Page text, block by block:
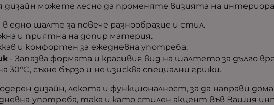
дизайн можете лесно да променяте визията на
в едно шалте за повече разнообразие и стил.
и приятна на допир материя.
и комфортен за ежедневна употреба.
- Запазва формата и красивия вид на шалтето за дълго
30°C, съхне бързо и не изисква специални грижи.
дизайн, лекота и функционалност, за да направи
употреба, така и като стилен акцент във Вашия